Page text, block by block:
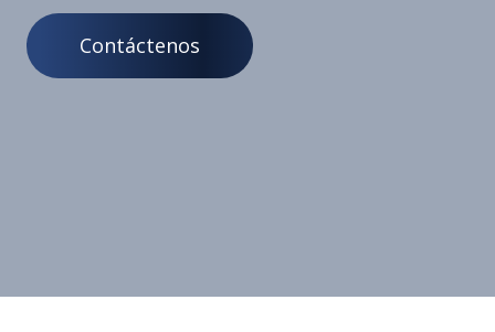
Contáctenos